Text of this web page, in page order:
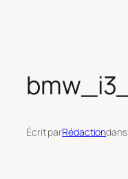
Écrit parRédactiondans